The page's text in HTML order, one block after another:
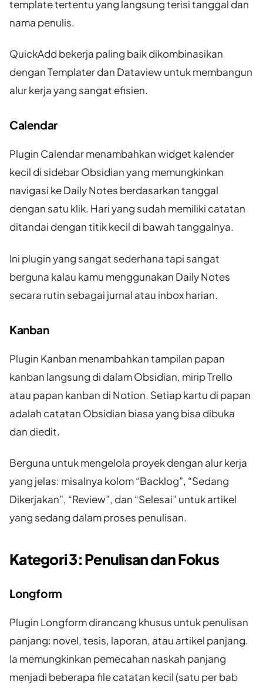
template tertentu yang langsung terisi tanggal dan
nama penulis.
QuickAdd bekerja paling baik dikombinasikan
dengan Templater dan Dataview untuk membangun
alur kerja yang sangat efisien.
Calendar
Plugin Calendar menambahkan widget kalender
kecil di sidebar Obsidian yang memungkinkan
navigasi ke Daily Notes berdasarkan tanggal
dengan satu klik. Hari yang sudah memiliki catatan
ditandai dengan titik kecil di bawah tanggalnya.
Ini plugin yang sangat sederhana tapi sangat
berguna kalau kamu menggunakan Daily Notes
secara rutin sebagai jurnal atau inbox harian.
Kanban
Plugin Kanban menambahkan tampilan papan
kanban langsung di dalam Obsidian, mirip Trello
atau papan kanban di Notion. Setiap kartu di papan
adalah catatan Obsidian biasa yang bisa dibuka
dan diedit.
Berguna untuk mengelola proyek dengan alur kerja
yang jelas: misalnya kolom “Backlog”, “Sedang
Dikerjakan”, “Review”, dan “Selesai” untuk artikel
yang sedang dalam proses penulisan.
Kategori 3: Penulisan dan Fokus
Longform
Plugin Longform dirancang khusus untuk penulisan
panjang: novel, tesis, laporan, atau artikel panjang.
Ia memungkinkan pemecahan naskah panjang
menjadi beberapa file catatan kecil (satu per bab